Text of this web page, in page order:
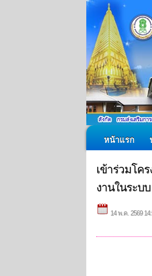
หน้าแรก
เข้าร่วมโค
งานในระบบ
14 พ.ค. 2569